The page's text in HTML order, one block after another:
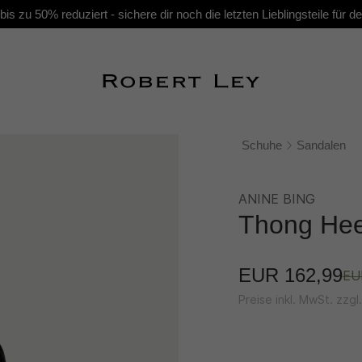
zu 50% reduziert - sichere dir noch die letzten Lieblingsteile für
Schuhe Sandalen
ANINE BING
Thong
EUR 162,99
Preise inkl. MwSt.